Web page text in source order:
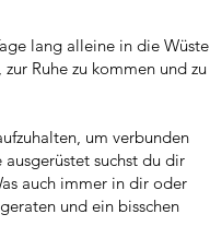
lang alleine in die Wüste
Ruhe zu kommen und zu
um verbunden
suchst du dir
auch immer in dir oder
und ein bisschen